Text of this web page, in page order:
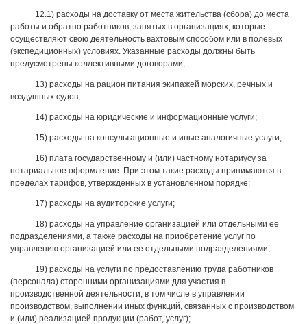
12.1) расходы на доставку от места жительства (сбора) до места
работы и обратно работников, занятых в организациях, которые
осуществляют свою деятельность вахтовым способом или в полевых
(экспедиционных) условиях. Указанные расходы должны быть
предусмотрены коллективными договорами;
13) расходы на рацион питания экипажей морских, речных и
воздушных судов;
14) расходы на юридические и информационные услуги;
15) расходы на консультационные и иные аналогичные услуги;
16) плата государственному и (или) частному нотариусу за
нотариальное оформление. При этом такие расходы принимаются в
пределах тарифов, утвержденных в установленном порядке;
17) расходы на аудиторские услуги;
18) расходы на управление организацией или отдельными ее
подразделениями, а также расходы на приобретение услуг по
управлению организацией или ее отдельными подразделениями;
19) расходы на услуги по предоставлению труда работников
(персонала) сторонними организациями для участия в
производственной деятельности, в том числе в управлении
производством, выполнении иных функций, связанных с производством
и (или) реализацией продукции (работ, услуг);